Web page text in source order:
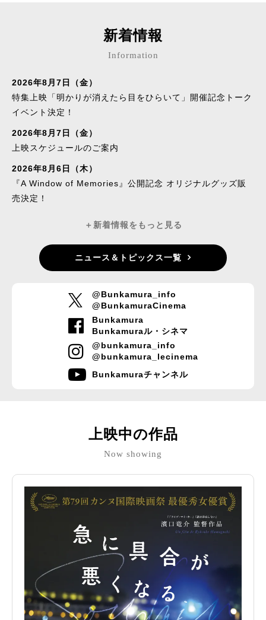
新着情報
Information
2026年8月7日（金）
特集上映「明かりが消えたら目をひらいて」開催記念トーク
イベント決定！
2026年8月7日（金）
上映スケジュールのご案内
2026年8月6日（木）
『A Window of Memories』公開記念 オリジナルグッズ販
売決定！
＋新着情報をもっと見る
ニュース＆トピックス一覧
@Bunkamura_info
@BunkamuraCinema
Bunkamura
Bunkamuraル・シネマ
@bunkamura_info
@bunkamura_lecinema
Bunkamuraチャンネル
上映中の作品
Now showing